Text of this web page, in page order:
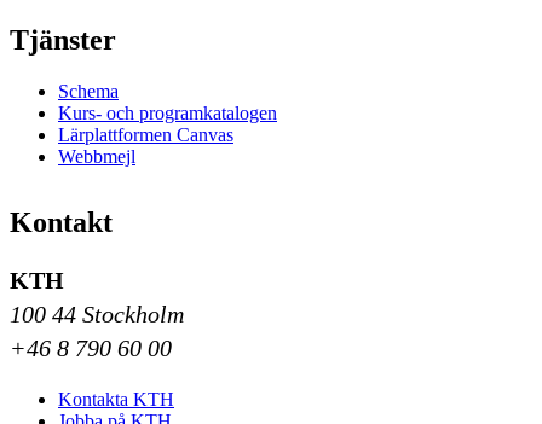
Tjänster
Schema
Kurs- och programkatalogen
Lärplattformen Canvas
Webbmejl
Kontakt
KTH
100 44 Stockholm
+46 8 790 60 00
Kontakta KTH